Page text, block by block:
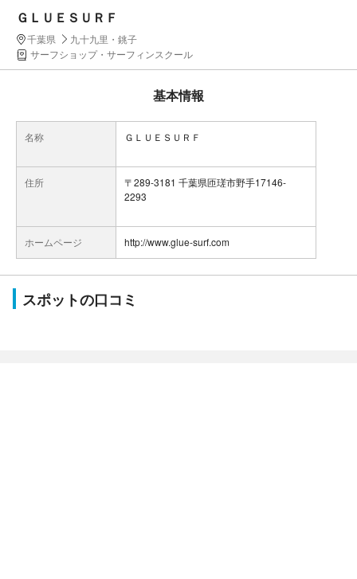
ＧＬＵＥＳＵＲＦ
千葉県
九十九里・銚子
サーフショップ・サーフィンスクール
基本情報
名称 ＧＬＵＥＳＵＲＦ
住所
〒289-3181 千葉県匝瑳市野手17146-
2293
ホームページ http://www.glue-surf.com
スポットの口コミ